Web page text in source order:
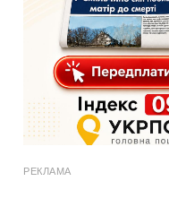
РЕКЛАМА